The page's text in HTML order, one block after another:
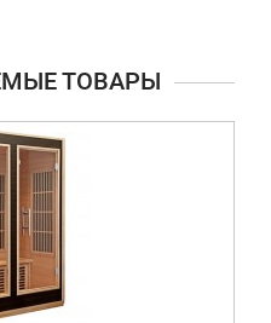
ТОВАРЫ